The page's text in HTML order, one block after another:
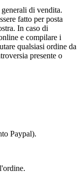
di vendita.
fatto per posta
In caso di
e compilare i
qualsiasi ordine da
presente o
Paypal).